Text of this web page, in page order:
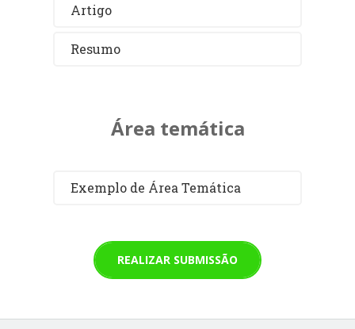
Artigo
Resumo
Área temática
Exemplo de Área Temática
REALIZAR SUBMISSÃO